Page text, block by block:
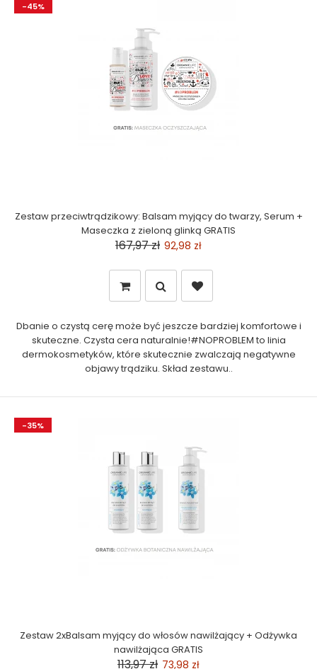
-45%
Zestaw przeciwtrądzikowy: Balsam myjący do twarzy, Serum +
Maseczka z zieloną glinką GRATIS
167,97 zł 92,98 zł
Dbanie o czystą cerę może być jeszcze bardziej komfortowe i
skuteczne. Czysta cera naturalnie!#NOPROBLEM to linia
dermokosmetyków, które skutecznie zwalczają negatywne
objawy trądziku. Skład zestawu..
-35%
Zestaw 2xBalsam myjący do włosów nawilżający + Odżywka
nawilżająca GRATIS
113,97 zł 73,98 zł